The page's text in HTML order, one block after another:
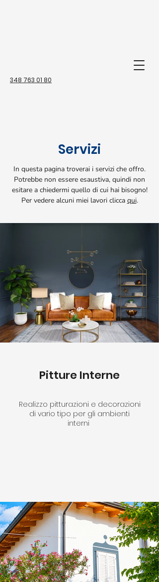
348 763 01 80
Servizi
In questa pagina troverai i servizi che offro.
Potrebbe non essere esaustiva, quindi non
esitare a chiedermi quello di cui hai bisogno!
Per vedere alcuni miei lavori clicca qui.
Pitture Interne
Realizzo pitturazioni e decorazioni
di vario tipo per gli ambienti
interni